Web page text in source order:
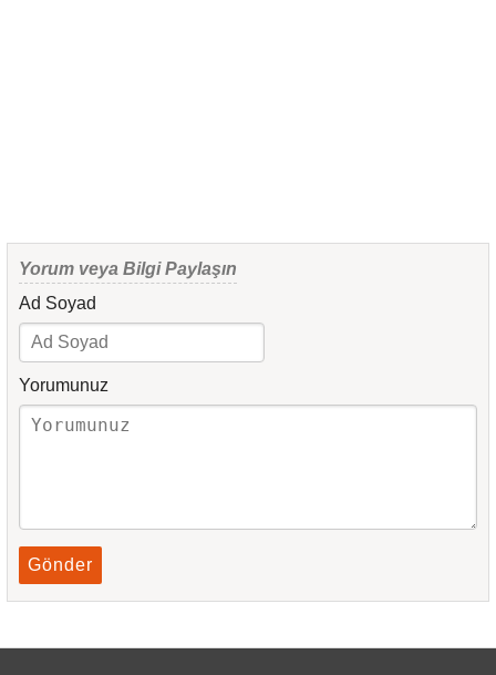
Yorum veya Bilgi Paylaşın
Ad Soyad
Yorumunuz
Gönder